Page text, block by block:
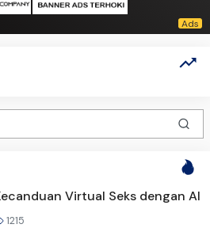
Virtual Seks dengan AI
1215